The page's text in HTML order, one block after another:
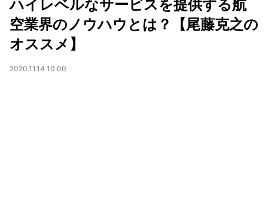
ハイレベルなサービスを提供する航
空業界のノウハウとは？【尾藤克之の
オススメ】
2020.11.14 10:00